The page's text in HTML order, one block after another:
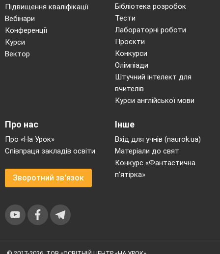
Підвищення кваліфікації
Вебінари
Конференції
Курси
Вектор
Бібліотека розробок
Тести
Лабораторні роботи
Проєкти
Конкурси
Олімпіади
Штучний інтелект для
вчителів
Курси англійської мови
Про нас
Про «На Урок»
Співпраця закладів освіти
Зворотний зв'язок
Інше
Вхід для учнів (naurok.ua)
Матеріали до свят
Конкурс «Фантастична
п’ятірка»